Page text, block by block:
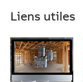
Liens utiles